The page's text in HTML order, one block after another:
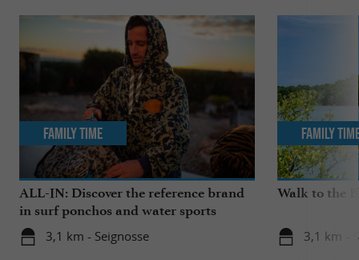
ALL-IN: Discover the reference brand
in surf ponchos and water sports
accessories!
3,1 km - Seignosse
Family Time
Walk to the
3,1 km -
Family